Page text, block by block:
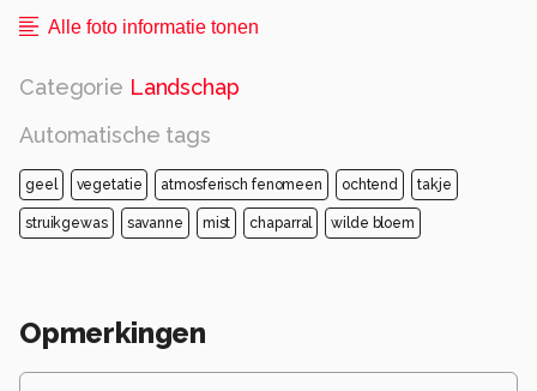
Alle foto informatie tonen
Categorie Landschap
Automatische tags
geel vegetatie atmosferisch fenomeen ochtend takje
struikgewas savanne mist chaparral wilde bloem
Opmerkingen